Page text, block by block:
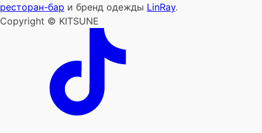
ресторан-бар и бренд одежды LinRay.
Copyright © KITSUNE